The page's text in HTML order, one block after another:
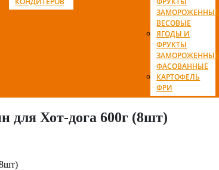
ЗАМОРОЖЕННЫЕ
ВЕСОВЫЕ
ЯГОДЫ И
ФРУКТЫ
ЗАМОРОЖЕННЫЕ
ФАСОВАННЫЕ
КАРТОФЕЛЬ
ФРИ
для Хот-дога 600г (8шт)